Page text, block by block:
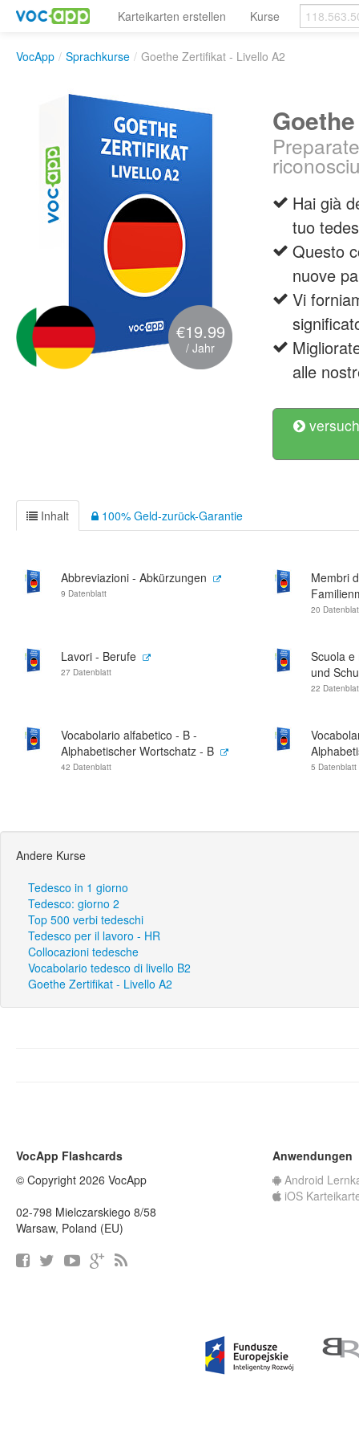
Karteikarten erstellen Kurse
VocApp / Sprachkurse / Goethe Zertifikat - Livello A2
€19.99
/ Jahr
Hai già
tuo
Questo
nuove
Vi
alle
Inhalt 100% Geld-zurück-Garantie
Abbreviazioni - Abkürzungen
9 Datenblatt
Membri
20
Lavori - Berufe
27 Datenblatt
Scuola e
und
22
Vocabolario alfabetico - B -
Alphabetischer Wortschatz - B
42 Datenblatt 5 Datenblatt
Andere Kurse
Tedesco in 1 giorno
Tedesco: giorno 2
Top 500 verbi tedeschi
Tedesco per il lavoro - HR
Collocazioni tedesche
Vocabolario tedesco di livello B2
Goethe Zertifikat - Livello A2
VocApp Flashcards
© Copyright 2026 VocApp
02-798 Mielczarskiego 8/58
Warsaw, Poland (EU)
Anwendungen
Android
iOS